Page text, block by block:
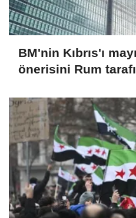
BM'nin Kıbrıs'ı
önerisini Rum